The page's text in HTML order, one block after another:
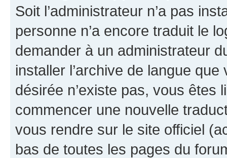
Soit l’administrateur n’a pas
personne n’a encore traduit le
demander à un administrateur
installer l’archive de langue
désirée n’existe pas, vous êtes
commencer une nouvelle
vous rendre sur le site officiel
bas de toutes les pages du